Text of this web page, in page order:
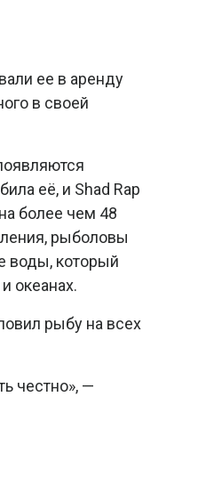
ее в аренду
в своей
её, и Shad Rap
более чем 48
рыболовы
воды, который
океанах.
рыбу на всех
честно», —